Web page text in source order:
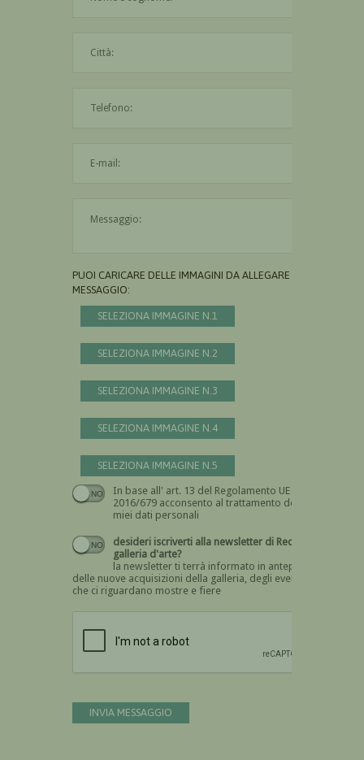
PUOI CARICARE DELLE IMMAGINI DA ALLEGARE AL
MESSAGGIO:
SELEZIONA IMMAGINE N.1
SELEZIONA IMMAGINE N.2
SELEZIONA IMMAGINE N.3
SELEZIONA IMMAGINE N.4
SELEZIONA IMMAGINE N.5
In base all' art. 13 del Regolamento UE n.
2016/679 acconsento al trattamento dei
miei dati personali
Devi dare il consenso
desideri iscriverti alla newsletter di Recta
galleria d'arte?
la newsletter ti terrà informato in anteprima
delle nuove acquisizioni della galleria, degli eventi
che ci riguardano mostre e fiere
INVIA MESSAGGIO